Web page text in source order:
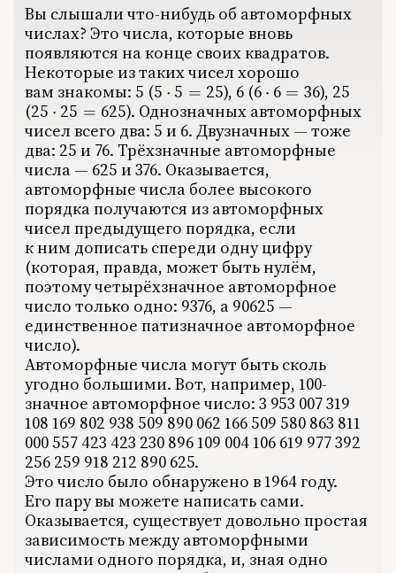
1991
1992
1993
1994
1995
1996
1997
1998
1999
2000
2001
2002
2003
2004
2005
2006
2007
2008
2009
2010
2011
2012
2013
2014
2015
2016
2017
2018
2019
2022
2023
2024
2025
2026
ПОДРОБНО
Вы слышали что-нибудь об автоморфных
числах? Это числа, которые вновь
появляются на конце своих квадратов.
Некоторые из таких чисел хорошо
вам знакомы: 5 (5\cdot5=25
5 ⋅ 5 = 25‍), ‍ 6 (6\cdot6=36
6 ⋅ 6 = 36‍), ‍ 25
(25\cdot25=625
25 ⋅ 25 = 625‍). ‍ Однознаҹных автоморфных
чисел всего два: 5 и 6. Двузначных — тоже
два: 25 и 76. Трёхзначные автоморфные
числа — 625 и 376. Оказывается,
автоморфные числа более высокого
порядка получаются из автоморфных
чисел предыдущего порядка, если
к ним дописать спереди одну цифру
(которая, правда, может быть нулём,
поэтому четырёхзначное автоморфное
число только одно: 9376, а 90625 —
единственное патизначное автоморфное
число).
Автоморфные числа могут быть сколь
угодно большими. Вот, например, 100-
значное автоморфное число: 3 953 007 319
108 169 802 938 509 890 062 166 509 580 863 811
000 557 423 423 230 896 109 004 106 619 977 392
256 259 918 212 890 625.
Это число было обнаружено в 1964 году.
Его пару вы можете написать сами.
Оказывается, существует довольно простая
зависимость между автоморфными
числами одного порядка, и, зная одно